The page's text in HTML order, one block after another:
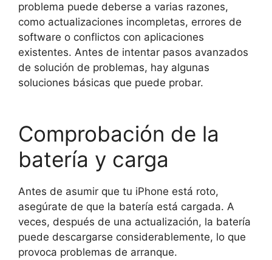
problema puede deberse a varias razones,
como actualizaciones incompletas, errores de
software o conflictos con aplicaciones
existentes. Antes de intentar pasos avanzados
de solución de problemas, hay algunas
soluciones básicas que puede probar.
Comprobación de la
batería y carga
Antes de asumir que tu iPhone está roto,
asegúrate de que la batería está cargada. A
veces, después de una actualización, la batería
puede descargarse considerablemente, lo que
provoca problemas de arranque.